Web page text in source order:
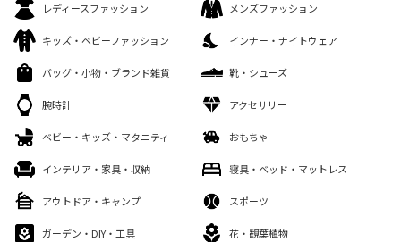
レディースファッション メンズファッション
キッズ・ベビーファッション インナー・ナイトウェア
バッグ・小物・ブランド雑貨 靴・シューズ
腕時計 アクセサリー
ベビー・キッズ・マタニティ おもちゃ
インテリア・家具・収納 寝具・ベッド・マットレス
アウトドア・キャンプ スポーツ
ガーデン・DIY・工具 花・観葉植物